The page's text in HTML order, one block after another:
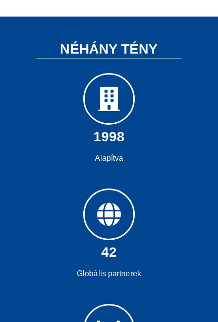
NÉHÁNY TÉNY
1998
Alapítva
42
Globális partnerek